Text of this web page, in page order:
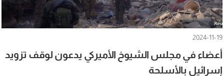
2024-11-19
أعضاء في مجلس الشيوخ الأميركي يدعون لوقف تزويد
إسرائيل بالأسلحة